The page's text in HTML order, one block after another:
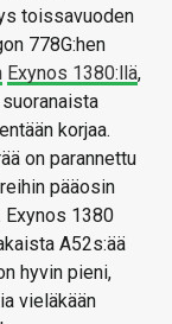
toissavuoden
778G:hen
Exynos 1380:llä,
korjaa.
on parannettu
pääosin
1380
A52s:ää
hyvin pieni,
vieläkään